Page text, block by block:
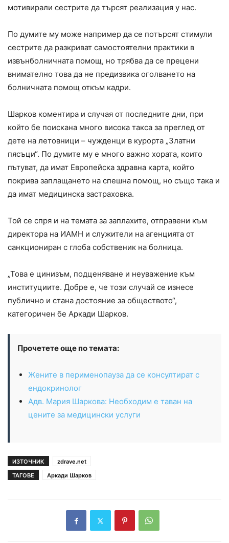
мотивирали сестрите да търсят реализация у нас.
По думите му може например да се потърсят стимули
сестрите да разкриват самостоятелни практики в
извънболничната помощ, но трябва да се прецени
внимателно това да не предизвика оголването на
болничната помощ откъм кадри.
Шарков коментира и случая от последните дни, при
който бе поискана много висока такса за преглед от
дете на летовници – чужденци в курорта „Златни
пясъци“. По думите му е много важно хората, които
пътуват, да имат Европейска здравна карта, който
покрива заплащането на спешна помощ, но също така и
да имат медицинска застраховка.
Той се спря и на темата за заплахите, отправени към
директора на ИАМН и служители на агенцията от
санкциониран с глоба собственик на болница.
„Това е цинизъм, подценяване и неуважение към
институциите. Добре е, че този случай се изнесе
публично и стана достояние за обществото“,
категоричен бе Аркади Шарков.
Прочетете още по темата:
Жените в перименопауза да се консултират с
ендокринолог
Адв. Мария Шаркова: Необходим е таван на
цените за медицински услуги
ИЗТОЧНИК
zdrave.net
ТАГОВЕ
Аркади Шарков